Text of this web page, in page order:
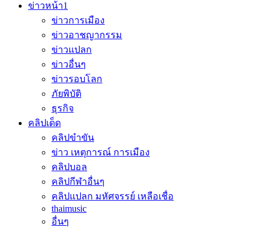
ข่าวหน้า1
ข่าวการเมือง
ข่าวอาชญากรรม
ข่าวแปลก
ข่าวอื่นๆ
ข่าวรอบโลก
ภัยพิบัติ
ธุรกิจ
คลิปเด็ด
คลิปขำขัน
ข่าว เหตุการณ์ การเมือง
คลิปบอล
คลิปกีฬาอื่นๆ
คลิปแปลก มหัศจรรย์ เหลือเชื่อ
thaimusic
อื่นๆ